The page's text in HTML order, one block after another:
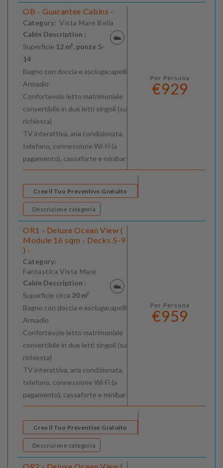
OB - Guarantee Cabins -
Category: Vista Mare Bella
Cabin Description :
Superficie 12 m², ponte 5-
14
Bagno con doccia e asciugacapelli
Armadio
Confortevole letto matrimoniale
convertibile in due letti singoli (su
richiesta)
TV interattiva, aria condizionata,
telefono, connessione Wi-Fi (a
pagamento), cassaforte e minibar
Per Persona
€929
Crea il Tuo Preventivo Gratuito
Descrizione categoria
OR1 - Deluxe Ocean View (
Module 16 sqm - Decks 5-9
) -
Category:
Fantastica Vista Mare
Cabin Description :
Superficie circa 20 m²
Bagno con doccia e asciugacapelli
Armadio
Confortevole letto matrimoniale
convertibile in due letti singoli (su
richiesta)
TV interattiva, aria condizionata,
telefono, connessione Wi-Fi (a
pagamento), cassaforte e minibar
Per Persona
€959
Crea il Tuo Preventivo Gratuito
Descrizione categoria